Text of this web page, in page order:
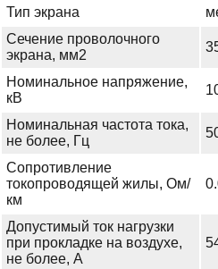
Тип экрана
Сечение проволочного
экрана, мм2
Номинальное напряжение,
кВ
Номинальная частота тока,
не более, Гц
Сопротивление
токопроводящей жилы, Ом/
км
Допустимый ток нагрузки
при прокладке на воздухе,
не более, А